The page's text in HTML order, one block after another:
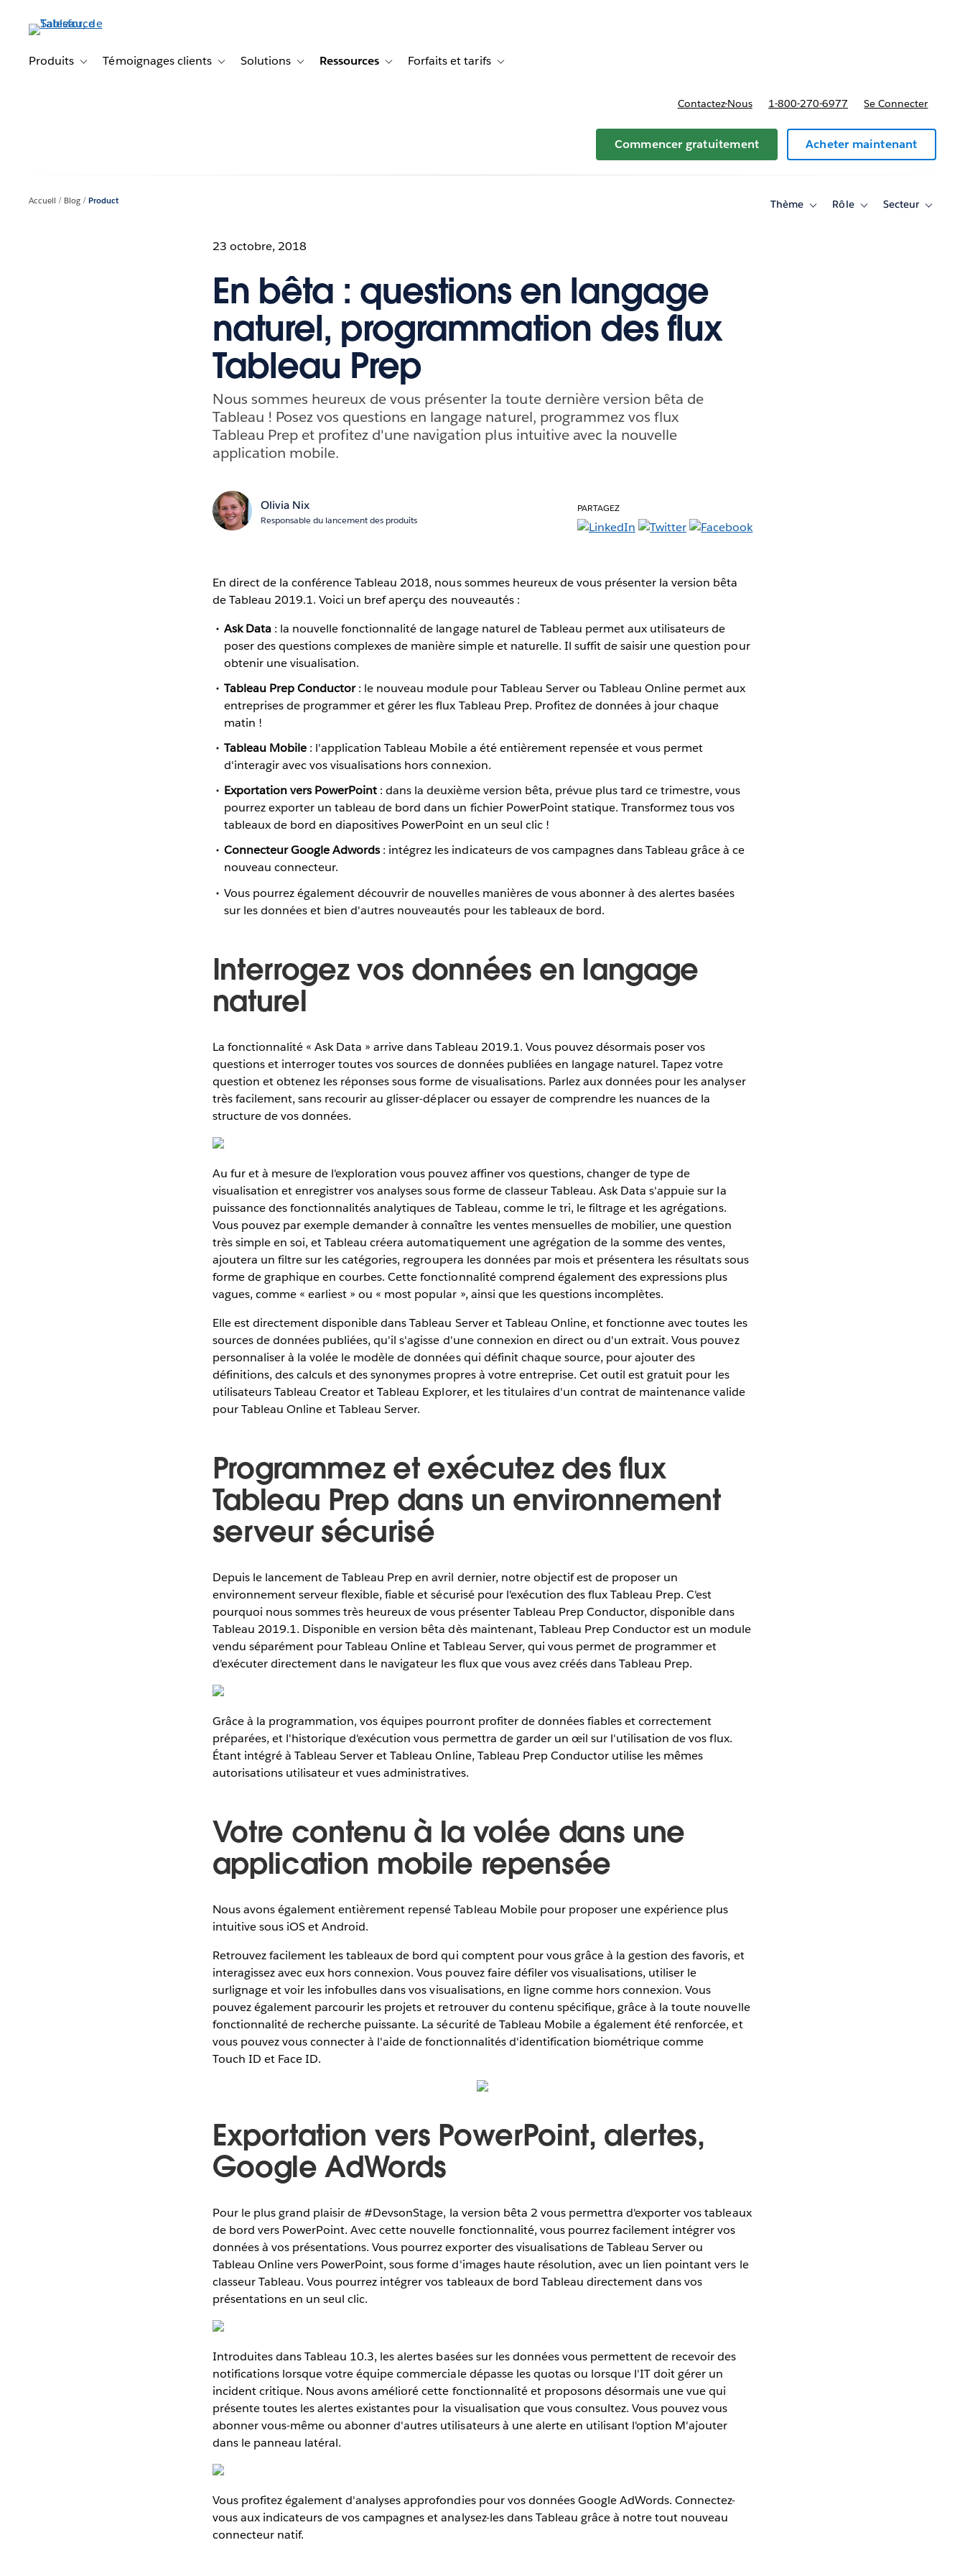
principalProduits Toggle sub-navigation for Produits
Témoignages clients Toggle sub-navigation for Témoignages clients
Solutions Toggle sub-navigation for Solutions
Ressources Toggle sub-navigation for Ressources
Forfaits et tarifs Toggle sub-navigation for Forfaits et tarifs
Contactez-Nous 1-800-270-6977 Se Connecter
Commencer gratuitement Acheter maintenant
Accueil Blog Product Thème
ToggleRôle
ToggleSecteur
Toggle
23 octobre, 2018
En bêta : questions en langage
naturel, programmation des flux
Tableau Prep
Nous sommes heureux de vous présenter la toute dernière version bêta de
Tableau ! Posez vos questions en langage naturel, programmez vos flux
Tableau Prep et profitez d'une navigation plus intuitive avec la nouvelle
application mobile.
Olivia Nix
Responsable du lancement des produits
PARTAGEZ
En direct de la conférence Tableau 2018, nous sommes heureux de vous présenter la version bêta
de Tableau 2019.1. Voici un bref aperçu des nouveautés :
Ask Data: la nouvelle fonctionnalité de langage naturel de Tableau permet aux utilisateurs de
poser des questions complexes de manière simple et naturelle. Il suffit de saisir une question pour
obtenir une visualisation.
Tableau Prep Conductor: le nouveau module pour Tableau Server ou Tableau Online permet aux
entreprises de programmer et gérer les flux Tableau Prep. Profitez de données à jour chaque
matin !
Tableau Mobile: l'application Tableau Mobile a été entièrement repensée et vous permet
d'interagir avec vos visualisations hors connexion.
Exportation vers PowerPoint : dans la deuxième version bêta, prévue plus tard ce trimestre, vous
pourrez exporter un tableau de bord dans un fichier PowerPoint statique. Transformez tous vos
tableaux de bord en diapositives PowerPoint en un seul clic !
Connecteur Google Adwords : intégrez les indicateurs de vos campagnes dans Tableau grâce à ce
nouveau connecteur.
Vous pourrez également découvrir de nouvelles manières de vous abonner à des alertes basées
sur les données et bien d'autres nouveautés pour les tableaux de bord.
Interrogez vos données en langage
naturel
La fonctionnalité « Ask Data » arrive dans Tableau 2019.1. Vous pouvez désormais poser vos
questions et interroger toutes vos sources de données publiées en langage naturel. Tapez votre
question et obtenez les réponses sous forme de visualisations. Parlez aux données pour les analyser
très facilement, sans recourir au glisser-déplacer ou essayer de comprendre les nuances de la
structure de vos données.
Au fur et à mesure de l'exploration vous pouvez affiner vos questions, changer de type de
visualisation et enregistrer vos analyses sous forme de classeur Tableau. Ask Data s'appuie sur la
puissance des fonctionnalités analytiques de Tableau, comme le tri, le filtrage et les agrégations.
Vous pouvez par exemple demander à connaître les ventes mensuelles de mobilier, une question
très simple en soi, et Tableau créera automatiquement une agrégation de la somme des ventes,
ajoutera un filtre sur les catégories, regroupera les données par mois et présentera les résultats sous
forme de graphique en courbes. Cette fonctionnalité comprend également des expressions plus
vagues, comme « earliest » ou « most popular », ainsi que les questions incomplètes.
Elle est directement disponible dans Tableau Server et Tableau Online, et fonctionne avec toutes les
sources de données publiées, qu'il s'agisse d'une connexion en direct ou d'un extrait. Vous pouvez
personnaliser à la volée le modèle de données qui définit chaque source, pour ajouter des
définitions, des calculs et des synonymes propres à votre entreprise. Cet outil est gratuit pour les
utilisateurs Tableau Creator et Tableau Explorer, et les titulaires d'un contrat de maintenance valide
pour Tableau Online et Tableau Server.
Programmez et exécutez des flux
Tableau Prep dans un environnement
serveur sécurisé
Depuis le lancement de Tableau Prep en avril dernier, notre objectif est de proposer un
environnement serveur flexible, fiable et sécurisé pour l'exécution des flux Tableau Prep. C'est
pourquoi nous sommes très heureux de vous présenter Tableau Prep Conductor, disponible dans
Tableau 2019.1. Disponible en version bêta dès maintenant, Tableau Prep Conductor est un module
vendu séparément pour Tableau Online et Tableau Server, qui vous permet de programmer et
d'exécuter directement dans le navigateur les flux que vous avez créés dans Tableau Prep.
Grâce à la programmation, vos équipes pourront profiter de données fiables et correctement
préparées, et l'historique d'exécution vous permettra de garder un œil sur l'utilisation de vos flux.
Étant intégré à Tableau Server et Tableau Online, Tableau Prep Conductor utilise les mêmes
autorisations utilisateur et vues administratives.
Votre contenu à la volée dans une
application mobile repensée
Nous avons également entièrement repensé Tableau Mobile pour proposer une expérience plus
intuitive sous iOS et Android.
Retrouvez facilement les tableaux de bord qui comptent pour vous grâce à la gestion des favoris, et
interagissez avec eux hors connexion. Vous pouvez faire défiler vos visualisations, utiliser le
surlignage et voir les infobulles dans vos visualisations, en ligne comme hors connexion. Vous
pouvez également parcourir les projets et retrouver du contenu spécifique, grâce à la toute nouvelle
fonctionnalité de recherche puissante. La sécurité de Tableau Mobile a également été renforcée, et
vous pouvez vous connecter à l'aide de fonctionnalités d'identification biométrique comme
Touch ID et Face ID.
Exportation vers PowerPoint, alertes,
Google AdWords
Pour le plus grand plaisir de #DevsonStage, la version bêta 2 vous permettra d'exporter vos tableaux
de bord vers PowerPoint. Avec cette nouvelle fonctionnalité, vous pourrez facilement intégrer vos
données à vos présentations. Vous pourrez exporter des visualisations de Tableau Server ou
Tableau Online vers PowerPoint, sous forme d'images haute résolution, avec un lien pointant vers le
classeur Tableau. Vous pourrez intégrer vos tableaux de bord Tableau directement dans vos
présentations en un seul clic.
Introduites dans Tableau 10.3, les alertes basées sur les données vous permettent de recevoir des
notifications lorsque votre équipe commerciale dépasse les quotas ou lorsque l'IT doit gérer un
incident critique. Nous avons amélioré cette fonctionnalité et proposons désormais une vue qui
présente toutes les alertes existantes pour la visualisation que vous consultez. Vous pouvez vous
abonner vous-même ou abonner d'autres utilisateurs à une alerte en utilisant l'option M'ajouter
dans le panneau latéral.
Vous profitez également d'analyses approfondies pour vos données Google AdWords. Connectez-
vous aux indicateurs de vos campagnes et analysez-les dans Tableau grâce à notre tout nouveau
connecteur natif.